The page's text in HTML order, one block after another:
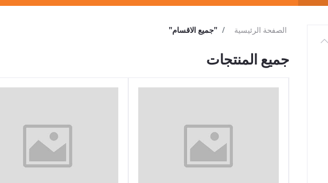
الصفحة الرئيسية "جميع الاقسام"
جميع المنتجات